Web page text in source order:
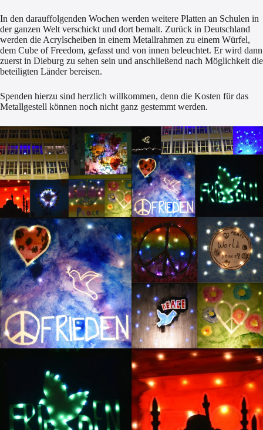
In den darauffolgenden Wochen werden weitere Platten an Schulen in
der ganzen Welt verschickt und dort bemalt. Zurück in Deutschland
werden die Acrylscheiben in einem Metallrahmen zu einem Würfel,
dem Cube of Freedom, gefasst und von innen beleuchtet. Er wird dann
zuerst in Dieburg zu sehen sein und anschließend nach Möglichkeit die
beteiligten Länder bereisen.
Spenden hierzu sind herzlich willkommen, denn die Kosten für das
Metallgestell können noch nicht ganz gestemmt werden.